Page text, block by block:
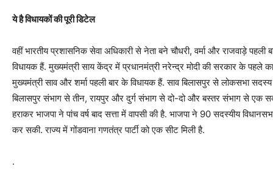
ये है विधायकों की पूरी डिटेल
वहीं भारतीय प्रशासनिक सेवा अधिकारी से नेता बने चौधरी, वर्मा और राजवाड़े
विधायक हैं. मुख्यमंत्री साय केंद्र में प्रधानमंत्री नरेन्द्र मोदी की सरकार के पहले
मुख्यमंत्री साव और शर्मा पहली बार के विधायक हैं. साव बिलासपुर से लोकसभा
बिलासपुर संभाग से तीन, रायपुर और दुर्ग संभाग से दो-दो और बस्तर संभाग से एक
हराकर भाजपा ने पांच वर्ष बाद सत्ता में वापसी की है. भाजपा ने 90 सदस्यीय
कर सकी. राज्य में गोंडवाना गणतंत्र पार्टी को एक सीट मिली है.
.